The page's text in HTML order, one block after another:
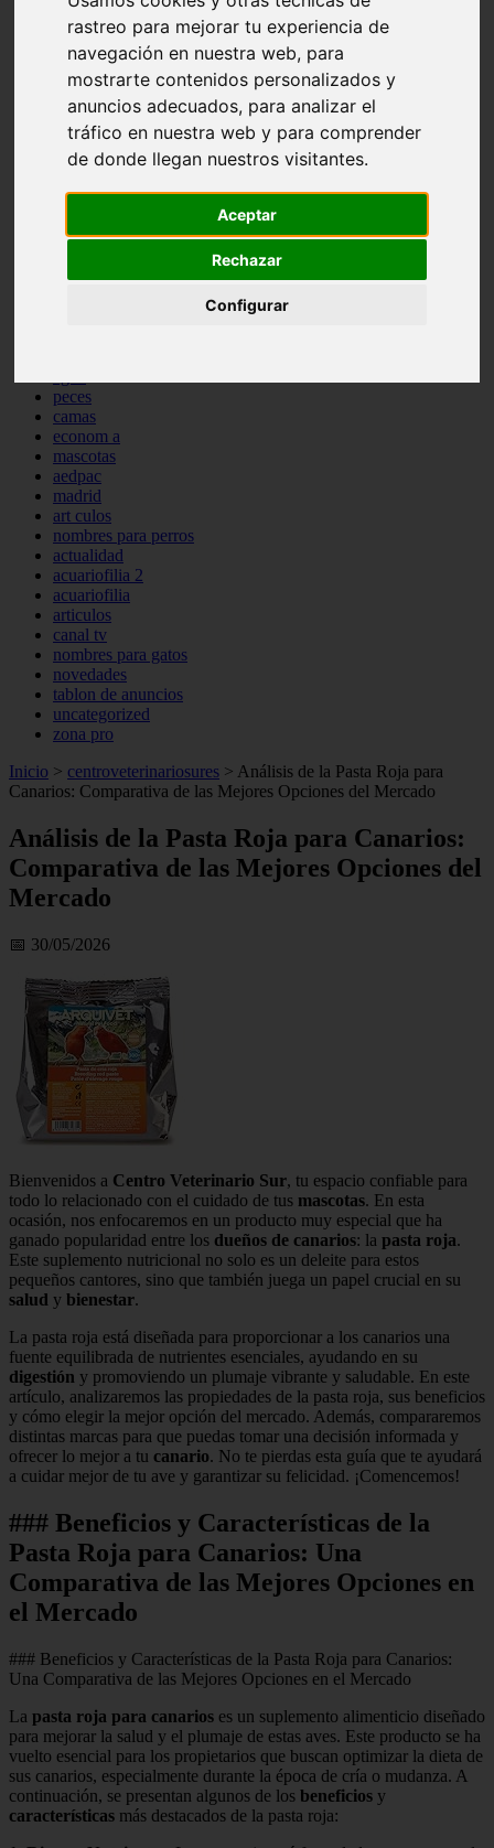
rastreo para mejorar tu experiencia de
navegación en nuestra web, para
mostrarte contenidos personalizados y
anuncios adecuados, para analizar el
tráfico en nuestra web y para comprender
de donde llegan nuestros visitantes.
Aceptar
Rechazar
Configurar
comportamiento
protagonistas
reptiles
abandono
adopci n
ferias
higiene
snacks
iberzoo propet
estanques
conejos
peces
camas
econom a
mascotas
aedpac
madrid
art culos
nombres para perros
actualidad
acuariofilia 2
acuariofilia
articulos
canal tv
nombres para gatos
novedades
tablon de anuncios
uncategorized
zona pro
Inicio > centroveterinariosures > Análisis de la Pasta Roja para
Canarios: Comparativa de las Mejores Opciones del Mercado
Análisis de la Pasta Roja para Canarios:
Comparativa de las Mejores Opciones del
Mercado
📅 30/05/2026
Bienvenidos a Centro Veterinario Sur, tu espacio confiable para
todo lo relacionado con el cuidado de tus mascotas. En esta
ocasión, nos enfocaremos en un producto muy especial que ha
ganado popularidad entre los dueños de canarios: la pasta roja.
Este suplemento nutricional no solo es un deleite para estos
pequeños cantores, sino que también juega un papel crucial en su
salud y bienestar.
La pasta roja está diseñada para proporcionar a los canarios una
fuente equilibrada de nutrientes esenciales, ayudando en su
digestión y promoviendo un plumaje vibrante y saludable. En este
artículo, analizaremos las propiedades de la pasta roja, sus beneficios
y cómo elegir la mejor opción del mercado. Además, compararemos
distintas marcas para que puedas tomar una decisión informada y
ofrecer lo mejor a tu canario. No te pierdas esta guía que te ayudará
a cuidar mejor de tu ave y garantizar su felicidad. ¡Comencemos!
### Beneficios y Características de la
Pasta Roja para Canarios: Una
Comparativa de las Mejores Opciones en
el Mercado
### Beneficios y Características de la Pasta Roja para Canarios:
Una Comparativa de las Mejores Opciones en el Mercado
La pasta roja para canarios es un suplemento alimenticio diseñado
para mejorar la salud y el plumaje de estas aves. Este producto se ha
vuelto esencial para los propietarios que buscan optimizar la dieta de
sus canarios, especialmente durante la época de cría o mudanza. A
continuación, se presentan algunos de los beneficios y
características más destacados de la pasta roja: